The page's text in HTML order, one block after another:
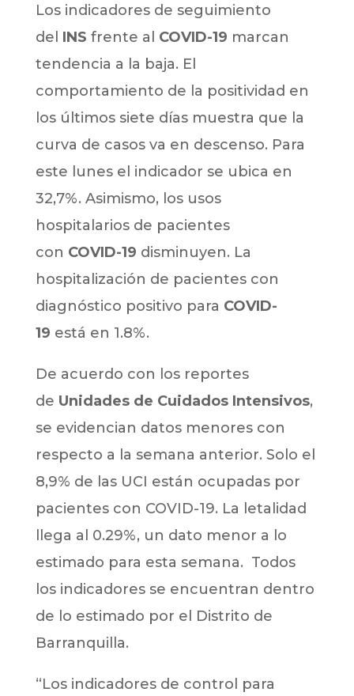
Los indicadores de seguimiento
del INS frente al COVID-19 marcan
tendencia a la baja. El
comportamiento de la positividad en
los últimos siete días muestra que la
curva de casos va en descenso. Para
este lunes el indicador se ubica en
32,7%. Asimismo, los usos
hospitalarios de pacientes
con COVID-19 disminuyen. La
hospitalización de pacientes con
diagnóstico positivo para COVID-
19 está en 1.8%.
De acuerdo con los reportes
de Unidades de Cuidados Intensivos,
se evidencian datos menores con
respecto a la semana anterior. Solo el
8,9% de las UCI están ocupadas por
pacientes con COVID-19. La letalidad
llega al 0.29%, un dato menor a lo
estimado para esta semana. Todos
los indicadores se encuentran dentro
de lo estimado por el Distrito de
Barranquilla.
“Los indicadores de control para